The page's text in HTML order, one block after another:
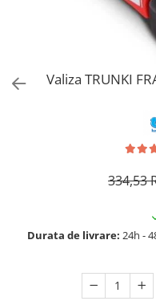
BorseteValiza TRUNKI
334,53
Durata de livrare: 24h -